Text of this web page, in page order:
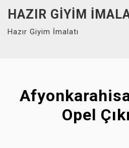
content
HAZIR GIYIM
Hazır Giyim İmalatı
Opel